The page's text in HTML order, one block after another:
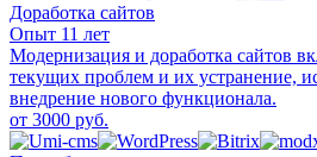
Доработка сайтов
Опыт 11 лет
Модернизация и доработка сайтов
текущих проблем и их устранение,
внедрение нового функционала.
от 3000 руб.